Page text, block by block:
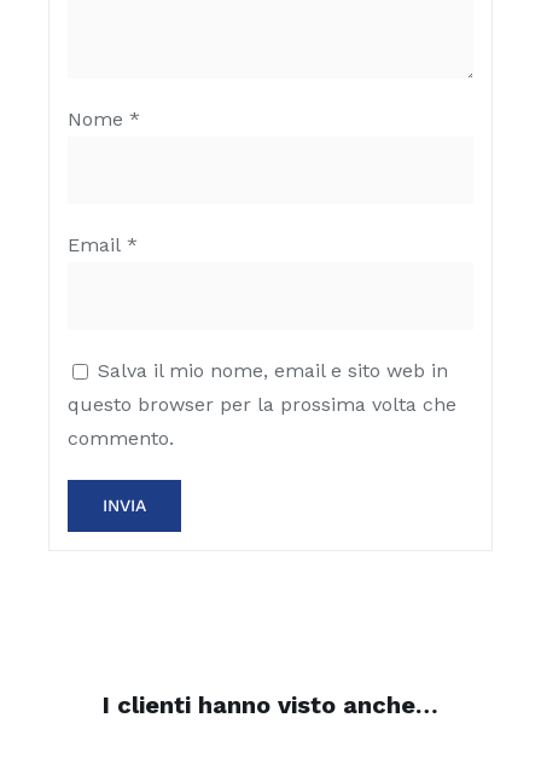
Nome *
Email *
Salva il mio nome, email e sito web in
questo browser per la prossima volta che
commento.
I clienti hanno visto anche…